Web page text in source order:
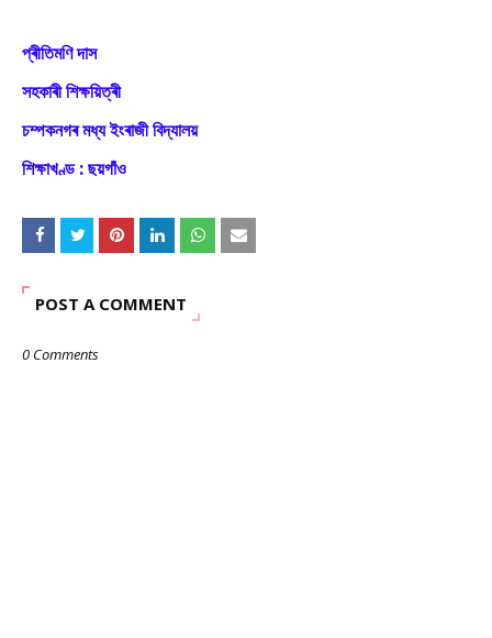
প্ৰীতিমণি দাস
সহকাৰী শিক্ষয়িত্ৰী
চম্পকনগৰ মধ্য ইংৰাজী বিদ্যালয়
শিক্ষাখণ্ড : ছয়গাঁও
POST A COMMENT
0 Comments